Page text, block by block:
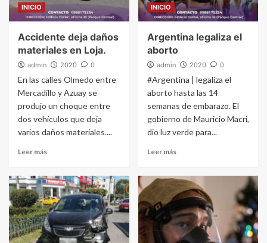
INICIO
Accidente deja daños
materiales en Loja.
admin 2020 0
En las calles Olmedo entre
Mercadillo y Azuay se
produjo un choque entre
dos vehículos que deja
varios daños materiales....
Leer más
INICIO
Argentina legaliza el
aborto
admin 2020 0
#Argentina | legaliza el
aborto hasta las 14
semanas de embarazo. El
gobierno de Mauricio Macri,
dio luz verde para...
Leer más